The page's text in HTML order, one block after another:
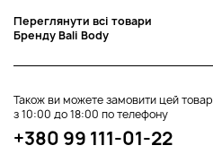
Переглянути всі товари
Бренду Bali Body
Також ви можете замовити цей товар
з 10:00 до 18:00 по телефону
+380 99 111-01-22